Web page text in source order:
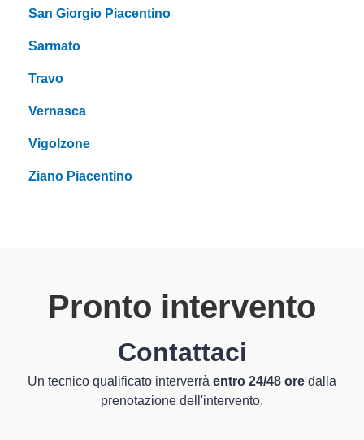
San Giorgio Piacentino
Sarmato
Travo
Vernasca
Vigolzone
Ziano Piacentino
Pronto intervento
Contattaci
Un tecnico qualificato interverrà entro 24/48 ore dalla
prenotazione dell'intervento.